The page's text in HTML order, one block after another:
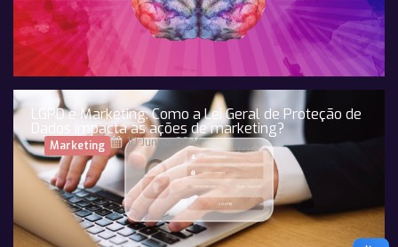
LGPD e Marketing: Como a Lei Geral de Proteção de
Dados impacta as ações de marketing?
Marketing 10 Junho, 2024